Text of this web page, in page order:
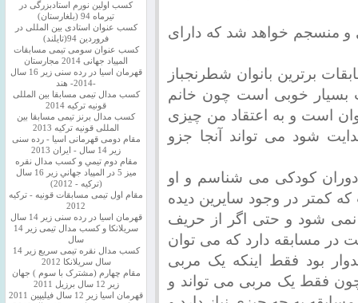
منسجم خواهد شد که دارای
برترین بانوان شطرنجباز
خوبی است چون خانم
است و به اعتقاد من چیزی
شود می تواند آنجا جزو
دوران کودکی می شناسم و او
کمتر در وجود سایرین دیده
نمی شود و حتی اگر از حریف
در مسابقه دارد که می توان
بود فقط اینکه یک مربی
فقط یک مربی می تواند و
کسب اولین نورم استادبزرگی در
تیرماه 94 (بلغارستان)
کسب عنوان استادی بین المللی در
فروردین 94(تایلند)
کسب عنوان سومی تیمی مسابقات
المپیاد جهانی 2014 مجارستان
قهرمان اسیا در رده سنی زیر 16 سال
-2014- هند
کسب مدال تیمی مسابقا بین المللی
قونیه ترکیه 2014
کسب مدال برنز تیمی مسابقا بین
المللی قونیه ترکیه 2013
مقام دومی قهرمانی اسیا - رده سنی
زیر 14 سال - ایران 2013
مقام دوم تيمي و كسب مدال نقره
ميز 5 در المپياد جهاني زير 16 سال
(تركيه - 2012)
مقام اول تیمی مسابقات قونیه - ترکیه
2012
قهرمان اسیا در رده سنی زیر 14 سال
سريلانكا و کسب مدال تیمی زیر 14
سال
کسب مدال نقره تیمی سریع زیر 14
سال سریلانکا 2012
مقام چهارم (مشترک با سوم ) جهان
زیر 12 سال برزیل 2011
قهرمان اسيا زير 12 سال فیلیپین 2011